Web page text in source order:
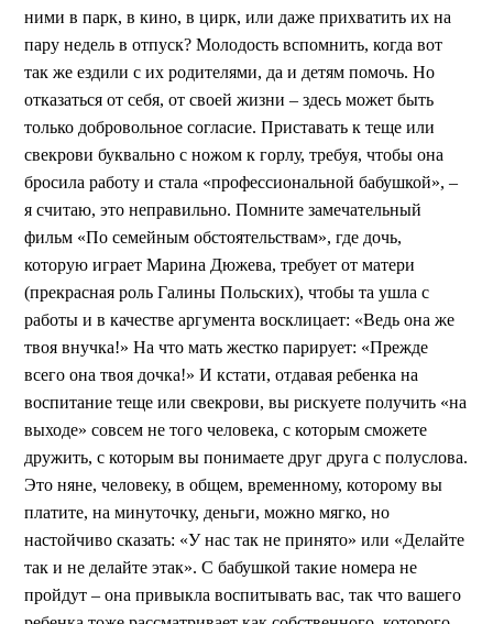
ними в парк, в кино, в цирк, или даже прихватить их на
пару недель в отпуск? Молодость вспомнить, когда вот
так же ездили с их родителями, да и детям помочь. Но
отказаться от себя, от своей жизни – здесь может быть
только добровольное согласие. Приставать к теще или
свекрови буквально с ножом к горлу, требуя, чтобы она
бросила работу и стала «профессиональной бабушкой», –
я считаю, это неправильно. Помните замечательный
фильм «По семейным обстоятельствам», где дочь,
которую играет Марина Дюжева, требует от матери
(прекрасная роль Галины Польских), чтобы та ушла с
работы и в качестве аргумента восклицает: «Ведь она же
твоя внучка!» На что мать жестко парирует: «Прежде
всего она твоя дочка!» И кстати, отдавая ребенка на
воспитание теще или свекрови, вы рискуете получить «на
выходе» совсем не того человека, с которым сможете
дружить, с которым вы понимаете друг друга с полуслова.
Это няне, человеку, в общем, временному, которому вы
платите, на минуточку, деньги, можно мягко, но
настойчиво сказать: «У нас так не принято» или «Делайте
так и не делайте этак». С бабушкой такие номера не
пройдут – она привыкла воспитывать вас, так что вашего